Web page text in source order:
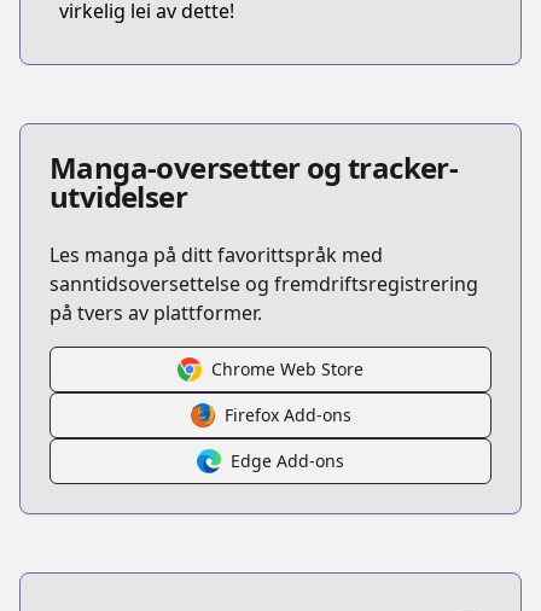
virkelig lei av dette!
Manga-oversetter og tracker-
utvidelser
Les manga på ditt favorittspråk med
sanntidsoversettelse og fremdriftsregistrering
på tvers av plattformer.
Chrome Web Store
Firefox Add-ons
Edge Add-ons